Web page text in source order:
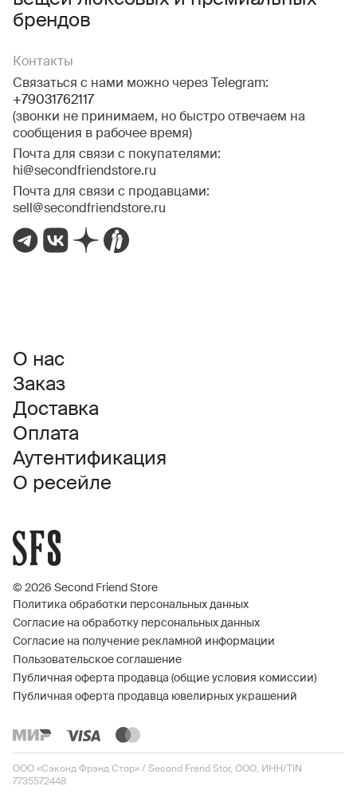
брендов
Контакты
Связаться с нами можно через Telegram:
+79031762117
(звонки не принимаем, но быстро отвечаем на
сообщения в рабочее время)
Почта для связи с покупателями:
hi@secondfriendstore.ru
Почта для связи с продавцами:
sell@secondfriendstore.ru
О нас
Заказ
Доставка
Оплата
Аутентификация
О ресейле
© 2026 Second Friend Store
Политика обработки персональных данных
Согласие на обработку персональных данных
Согласие на получение рекламной информации
Пользовательское соглашение
Публичная оферта продавца (общие условия комиссии)
Публичная оферта продавца ювелирных украшений
ООО «Сэконд Фрэнд Стор» / Second Frend Stor, ООО, ИНН/TIN
7735572448